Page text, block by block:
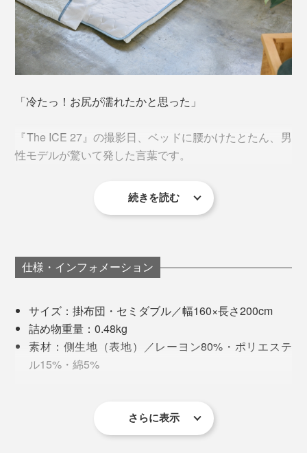
このプリント面ひとつひとつに、直径2～3マイクロメー
トルほどの微粒子状のカプセルが集まって、繊維にびっ
しりくっついているのです。
カプセル内には、「パラフィンワックス」入り。
て、液体へ。寒い時は、放熱して、固体へ。
質」と呼ばれるものです。
温度によって、熱を吸いとったり、放出したりするの
で、一晩中、私たちが気持ちいいと感じる温度(27～
軟性のある編み地だから、肌のすみずみまで包まれるよ
だから、『The ICE 27』は、水に濡れたような、しっと
までにない、冷たい布団をつくりたい」――。
った社内の流れを覆して、とうとう『The ICE 27』は生
まれたそうです。
「冷たっ！お尻が濡れたかと思った」
『The ICE 27』の撮影日、ベッドに腰かけたとたん、男
性モデルが驚いて発した言葉です。
それくらい、触れた瞬間に、ヒヤッとします。
い…」
（笑）
続きを読む
仕様・インフォメーション
サイズ：掛布団・セミダブル／幅160×長さ200cm
詰め物重量：0.48kg
素材：側生地（表地）／レーヨン80%・ポリエステ
ル15%・綿5%
詰め物／ポリエステル100%
製造国：日本（アウトラストテンセルニット地はド
さらに表示